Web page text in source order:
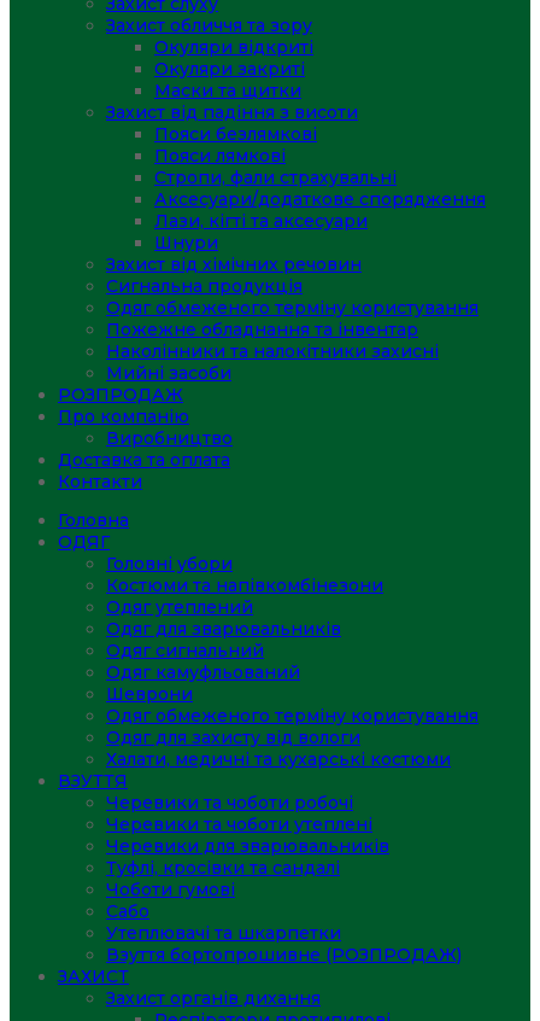
Захист обличчя та зору
Окуляри відкриті
Окуляри закриті
Маски та щитки
Захист від падіння з висоти
Пояси безлямкові
Пояси лямкові
Стропи, фали страхувальні
Аксесуари/додаткове спорядження
Лази, кігті та аксесуари
Шнури
Захист від хімічних речовин
Сигнальна продукція
Одяг обмеженого терміну користування
Пожежне обладнання та інвентар
Наколінники та налокітники захисні
Мийні засоби
РОЗПРОДАЖ
Про компанію
Виробництво
Доставка та оплата
Контакти
Головна
ОДЯГ
Головні убори
Костюми та напівкомбінезони
Одяг утеплений
Одяг для зварювальників
Одяг сигнальний
Одяг камуфльований
Шеврони
Одяг обмеженого терміну користування
Одяг для захисту від вологи
Халати, медичні та кухарські костюми
ВЗУТТЯ
Черевики та чоботи робочі
Черевики та чоботи утеплені
Черевики для зварювальників
Туфлі, кросівки та сандалі
Чоботи гумові
Сабо
Утеплювачі та шкарпетки
Взуття бортопрошивне (РОЗПРОДАЖ)
ЗАХИСТ
Захист органів дихання